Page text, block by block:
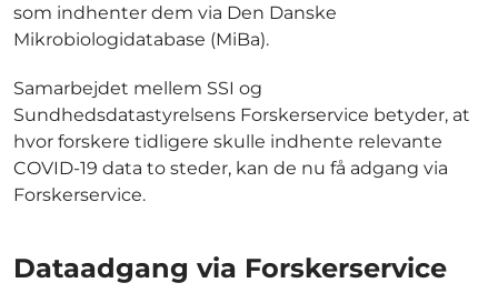
som indhenter dem via Den Danske
Mikrobiologidatabase (MiBa).
Samarbejdet mellem SSI og
Sundhedsdatastyrelsens Forskerservice betyder, at
hvor forskere tidligere skulle indhente relevante
COVID-19 data to steder, kan de nu få adgang via
Forskerservice.
Dataadgang via Forskerservice